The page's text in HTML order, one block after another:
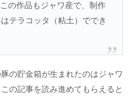
の作品もジャワ産で、制作
テラコッタ（粘土）ででき
の貯金箱が生まれたのはジャワ
の記事を読み進めてもらえると